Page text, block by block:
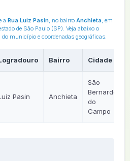
a Rua Luiz Pasin, no bairro Anchieta, em
de São Paulo (SP). Veja abaixo o
município e coordenadas geográficas.
Bairro Cidade
Pasin Anchieta
São
Bernardo
do
Campo